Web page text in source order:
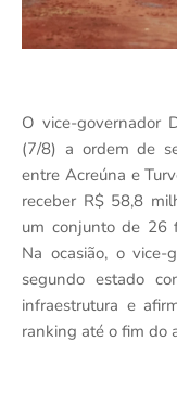
O vice-governador
(7/8) a ordem de
entre Acreúna e
receber R$ 58,8
um conjunto de 26
Na ocasião, o
segundo estado
infraestrutura e
ranking até o fim do